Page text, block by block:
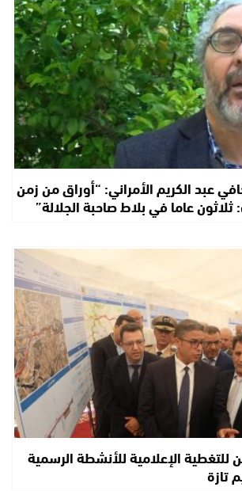
عبد الكريم الأمراني: “أوراق من زمن
ثلاثون عاما في بلاط صاحبة الجلالة”
للتغطية الإعلامية للأنشطة الرسمية
تازة